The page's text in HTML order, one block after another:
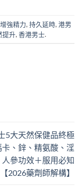
增強精力, 持久延時, 港男
提升, 香港男士.
5大天然保健品終極
、鋅、精氨酸、淫
參功效＋服用必知
【2026藥劑師解構】